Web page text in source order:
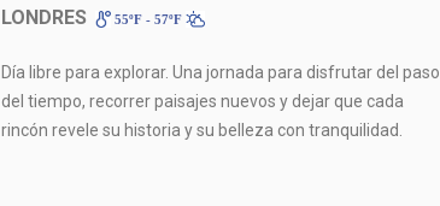
LONDRES 55ºF - 57ºF
Día libre para explorar. Una jornada para disfrutar del paso
del tiempo, recorrer paisajes nuevos y dejar que cada
rincón revele su historia y su belleza con tranquilidad.